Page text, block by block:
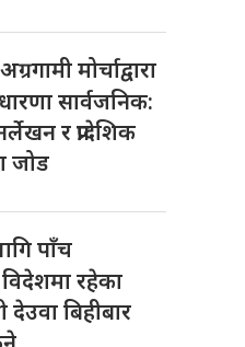
मोर्चाद्वारा
सार्वजनिक:
र प्रादेशिक
जोड
पाँच
रहेका
देउवा बिहीबार